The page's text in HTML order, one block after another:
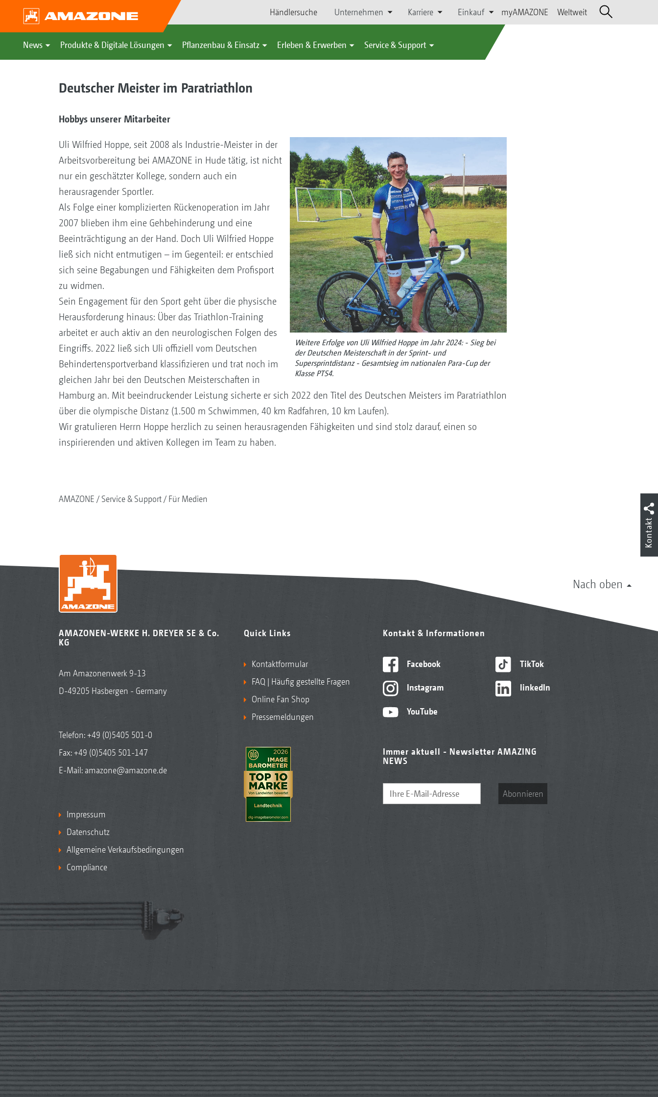
Händlersuche Unternehmen Karriere Einkauf myAMAZONE Weltweit
News Produkte & Digitale Lösungen Pflanzenbau & Einsatz Erleben & Erwerben Service & Support
Deutscher Meister im Paratriathlon
Hobbys unserer Mitarbeiter
Weitere Erfolge von Uli Wilfried Hoppe im Jahr 2024: - Sieg bei
der Deutschen Meisterschaft in der Sprint- und
Supersprintdistanz - Gesamtsieg im nationalen Para-Cup der
Klasse PTS4.
Uli Wilfried Hoppe, seit 2008 als Industrie-Meister in der
Arbeitsvorbereitung bei AMAZONE in Hude tätig, ist nicht
nur ein geschätzter Kollege, sondern auch ein
herausragender Sportler.
Als Folge einer komplizierten Rückenoperation im Jahr
2007 blieben ihm eine Gehbehinderung und eine
Beeinträchtigung an der Hand. Doch Uli Wilfried Hoppe
ließ sich nicht entmutigen – im Gegenteil: er entschied
sich seine Begabungen und Fähigkeiten dem Profisport
zu widmen.
Sein Engagement für den Sport geht über die physische
Herausforderung hinaus: Über das Triathlon-Training
arbeitet er auch aktiv an den neurologischen Folgen des
Eingriffs. 2022 ließ sich Uli offiziell vom Deutschen
Behindertensportverband klassifizieren und trat noch im
gleichen Jahr bei den Deutschen Meisterschaften in
Hamburg an. Mit beeindruckender Leistung sicherte er sich 2022 den Titel des Deutschen Meisters im Paratriathlon
über die olympische Distanz (1.500 m Schwimmen, 40 km Radfahren, 10 km Laufen).
Wir gratulieren Herrn Hoppe herzlich zu seinen herausragenden Fähigkeiten und sind stolz darauf, einen so
inspirierenden und aktiven Kollegen im Team zu haben.
AMAZONE Service & Support Für Medien
Nach oben
AMAZONEN-WERKE H. DREYER SE & Co.
KG
Am Amazonenwerk 9-13
D-49205 Hasbergen - Germany
Telefon:+49 (0)5405 501-0
Fax: +49 (0)5405 501-147
E-Mail: amazone@amazone.de
Impressum
Datenschutz
Allgemeine Verkaufsbedingungen
Compliance
Quick Links
Kontaktformular
FAQ | Häufig gestellte Fragen
Online Fan Shop
Pressemeldungen
Kontakt & Informationen
Facebook
Instagram
YouTube
TikTok
linkedIn
Immer aktuell - Newsletter AMAZING
NEWS
Abonnieren
Kontakt